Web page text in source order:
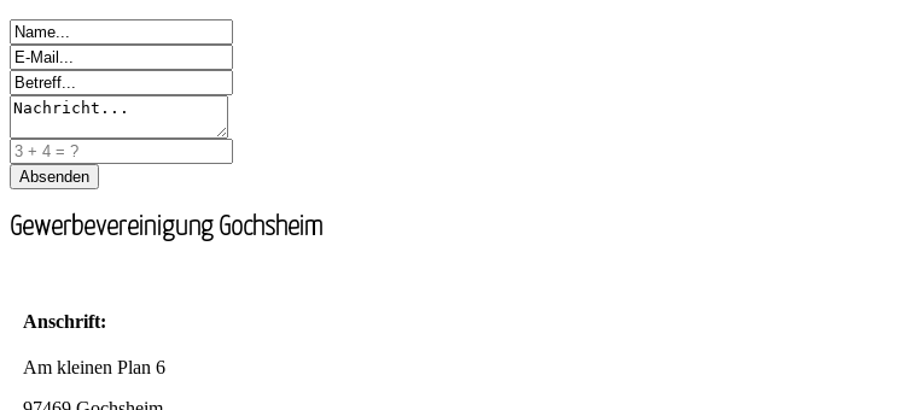
Gewerbevereinigung Gochsheim
Anschrift:
Am kleinen Plan 6